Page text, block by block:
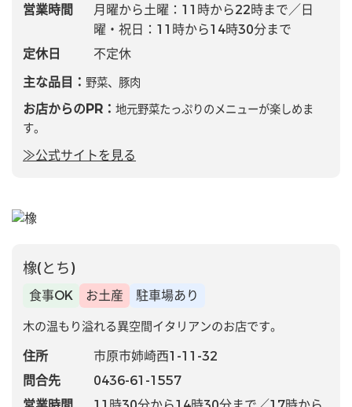
営業時間
月曜から土曜：11時から22時まで／日
曜・祝日：11時から14時30分まで
定休日
不定休
主な品目： 野菜、豚肉
お店からのPR： 地元野菜たっぷりのメニューが楽しめま
す。
≫公式サイトを見る
橡(とち)
食事OK お土産 駐車場あり
木の温もり溢れる異空間イタリアンのお店です。
住所
市原市姉崎西1-11-32
問合先
0436-61-1557